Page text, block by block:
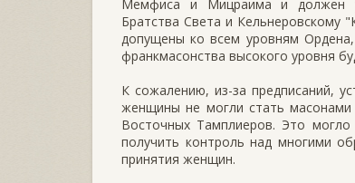
Мемфиса и Мицраима и должен
Братства Света и
допущены ко всем уровням
франкмасонства высокого уровня
К сожалению, из-за предписаний,
женщины не могли стать масонами
Восточных Тамплиеров. Это
получить контроль над многими
принятия женщин.